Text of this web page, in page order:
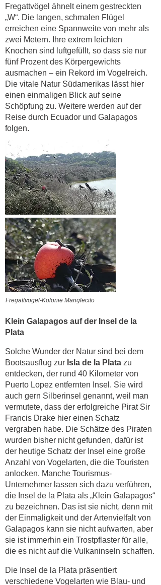
Fregattvögel ähnelt einem gestreckten
„W“. Die langen, schmalen Flügel
erreichen eine Spannweite von mehr als
zwei Metern. Ihre extrem leichten
Knochen sind luftgefüllt, so dass sie nur
fünf Prozent des Körpergewichts
ausmachen – ein Rekord im Vogelreich.
Die vitale Natur Südamerikas lässt hier
einen einmaligen Blick auf seine
Schöpfung zu. Weitere werden auf der
Reise durch Ecuador und Galapagos
folgen.
Fregattvogel-Kolonie Manglecito
Klein Galapagos auf der Insel de la
Plata
Solche Wunder der Natur sind bei dem
Bootsausflug zur Isla de la Plata zu
entdecken, der rund 40 Kilometer von
Puerto Lopez entfernten Insel. Sie wird
auch gern Silberinsel genannt, weil man
vermutete, dass der erfolgreiche Pirat Sir
Francis Drake hier einen Schatz
vergraben habe. Die Schätze des Piraten
wurden bisher nicht gefunden, dafür ist
der heutige Schatz der Insel eine große
Anzahl von Vogelarten, die die Touristen
anlocken. Manche Tourismus-
Unternehmer lassen sich dazu verführen,
die Insel de la Plata als „Klein Galapagos“
zu bezeichnen. Das ist sie nicht, denn mit
der Einmaligkeit und der Artenvielfalt von
Galapagos kann sie nicht aufwarten, aber
sie ist immerhin ein Trostpflaster für alle,
die es nicht auf die Vulkaninseln schaffen.
Die Insel de la Plata präsentiert
verschiedene Vogelarten wie Blau- und